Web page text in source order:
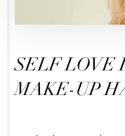
SELF LOVE
MAKE-UP